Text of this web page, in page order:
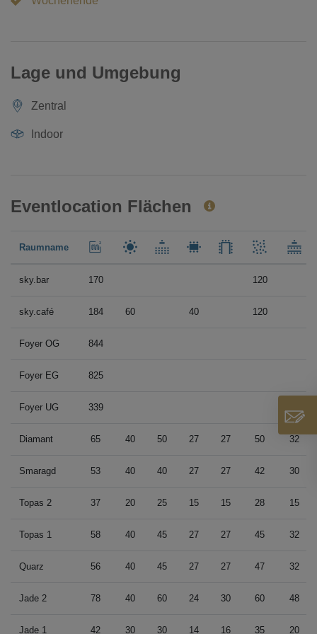
Lage und Umgebung
Zentral
Indoor
Eventlocation Flächen
Raumname
sky.bar 170 120
sky.café 184 60 40 120
Foyer OG 844
Foyer EG 825
Foyer UG 339
Diamant 65 40 50 27 27 50 32
Smaragd 53 40 40 27 27 42 30
Topas 2 37 20 25 15 15 28 15
Topas 1 58 40 45 27 27 45 32
Quarz 56 40 45 27 27 47 32
Jade 2 78 40 60 24 30 60 48
Jade 1 42 30 30 14 16 35 20